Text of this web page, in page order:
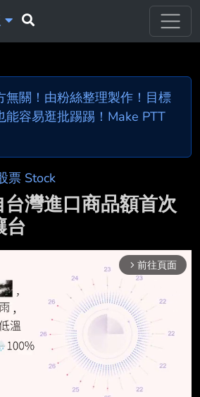
無關！由粉絲整理製作！目標
能容易逛批踢踢！Make PTT
票 Stock
灣進口商品額首次
台
arrow_forward_ios 前往頁面